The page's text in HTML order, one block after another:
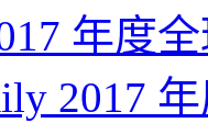
年度
2017